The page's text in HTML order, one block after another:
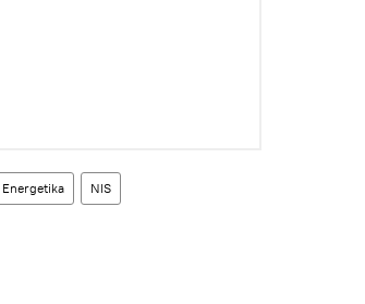
Energetika NIS